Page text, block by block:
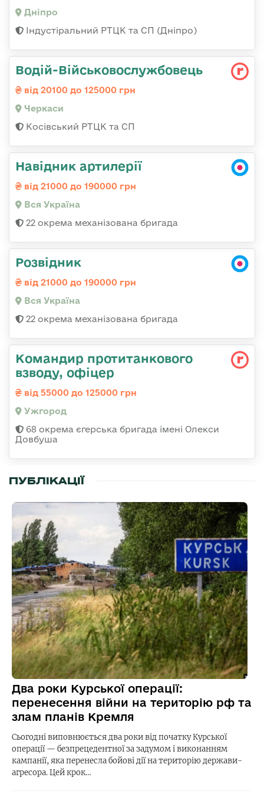
Дніпро
Індустіральний РТЦК та СП (Дніпро)
Водій-Військовослужбовець
від 20100 до 125000 грн
Черкаси
Косівський РТЦК та СП
Навідник артилерії
від 21000 до 190000 грн
Вся Україна
22 окрема механізована бригада
Розвідник
від 21000 до 190000 грн
Вся Україна
22 окрема механізована бригада
Командир протитанкового
взводу, офіцер
від 55000 до 125000 грн
Ужгород
68 окрема єгерська бригада імені Олекси
Довбуша
ПУБЛІКАЦІЇ
Два роки Курської операції:
перенесення війни на територію рф та
злам планів Кремля
Сьогодні виповнюється два роки від початку Курської
операції — безпрецедентної за задумом і виконанням
кампанії, яка перенесла бойові дії на територію держави-
агресора. Цей крок…